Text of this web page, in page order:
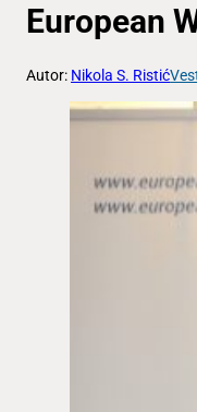
European
Autor: Nikola S. Ristić